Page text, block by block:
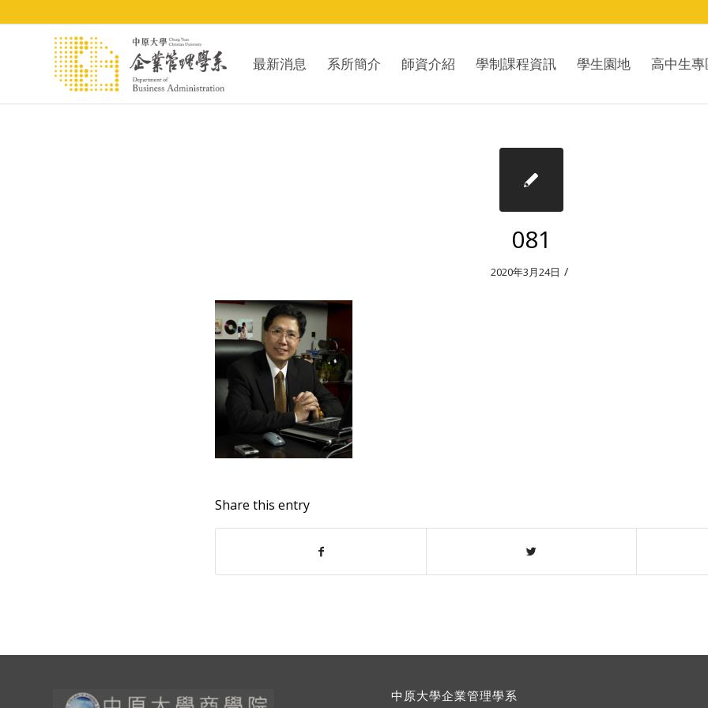
最新消息 系所簡介 師資介紹 學制課程資訊 學生園地 高中生專
081
2020年3月24日 /
Share this entry
中原大學企業管理學系